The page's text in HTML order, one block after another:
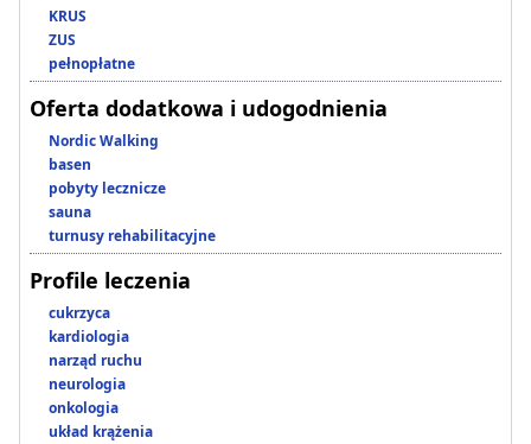
KRUS
ZUS
pełnopłatne
Oferta dodatkowa i udogodnienia
Nordic Walking
basen
pobyty lecznicze
sauna
turnusy rehabilitacyjne
Profile leczenia
cukrzyca
kardiologia
narząd ruchu
neurologia
onkologia
układ krążenia